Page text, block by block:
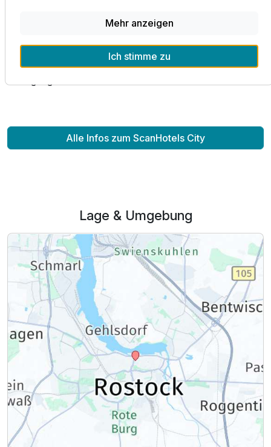
Ausstattung
p.P. ab
Parkmöglichkeiten stehen Ihnen bequem in der
öffentlichen Tiefgarage direkt unter dem Hotel zur
Alle Infos zum ScanHotels City
Lage & Umgebung
Mehr anzeigen
Ich stimme zu